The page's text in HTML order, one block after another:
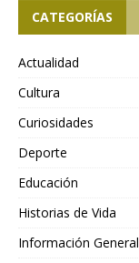
CATEGORÍAS
Actualidad
Cultura
Curiosidades
Deporte
Educación
Historias de Vida
Información General